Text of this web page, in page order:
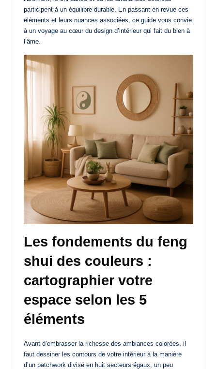
participent à un équilibre durable. En passant en revue ces
éléments et leurs nuances associées, ce guide vous convie
à un voyage au cœur du design d’intérieur qui fait du bien à
l’âme.
Les fondements du feng
shui des couleurs :
cartographier votre
espace selon les 5
éléments
Avant d’embrasser la richesse des ambiances colorées, il
faut dessiner les contours de votre intérieur à la manière
d’un patchwork divisé en huit secteurs égaux, un peu